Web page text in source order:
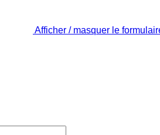
Afficher / masquer le